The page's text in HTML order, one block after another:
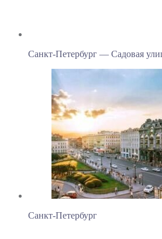
Санкт-Петербург — Садовая
Санкт-Петербург